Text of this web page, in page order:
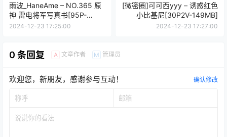
雨波_HaneAme – NO.365 原
神 雷电将军写真书[95P-
650MB]
2024-12-23 17:25:00
[微密圈]可可西yyy – 诱惑红色
小比基尼[30P2V-149MB]
2024-12-23 17:27:00
0 条回复 A 文章作者 M 管理员
欢迎您，新朋友，感谢参与互动！ 确认修改